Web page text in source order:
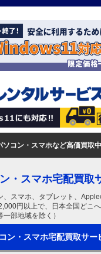
ソコン・スマホなど高価買取中
・スマホ宅配買取
、スマホ、タブレット、
円以上で、日本全国どこ
部地域を除く）
ン・スマホ宅配買取サー